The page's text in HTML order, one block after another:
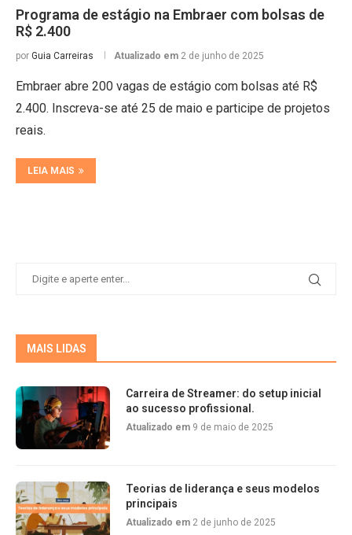
Programa de estágio na Embraer com bolsas de
R$ 2.400
por Guia Carreiras Atualizado em 2 de junho de 2025
Embraer abre 200 vagas de estágio com bolsas até R$
2.400. Inscreva-se até 25 de maio e participe de projetos
reais.
LEIA MAIS
MAIS LIDAS
Carreira de Streamer: do setup inicial
ao sucesso profissional.
Atualizado em 9 de maio de 2025
Teorias de liderança e seus modelos
principais
Atualizado em 2 de junho de 2025